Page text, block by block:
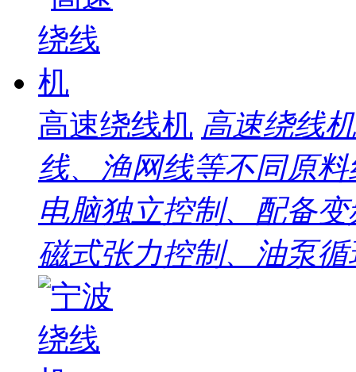
高速绕线机 高速绕线
线、渔网线等不同原
电脑独立控制、配备
磁式张力控制、油泵